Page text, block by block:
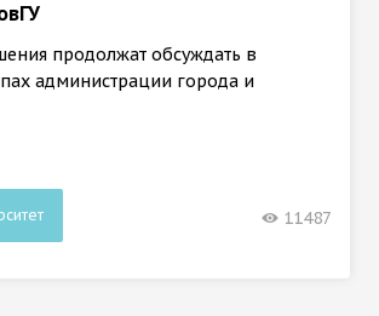
продолжат обсуждать в
администрации города и
11487